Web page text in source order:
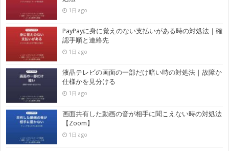
1日 ago
PayPayに身に覚えのない支払いがある時の対処法｜確
認手順と連絡先
1日 ago
液晶テレビの画面の一部だけ暗い時の対処法｜故障か
仕様かを見分ける
1日 ago
画面共有した動画の音が相手に聞こえない時の対処法
【Zoom】
1日 ago